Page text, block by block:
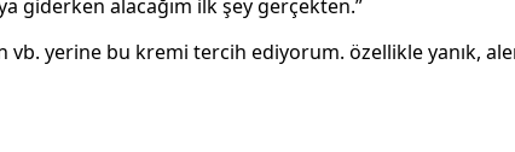
giderken alacağım ilk şey gerçekten.”
yerine bu kremi tercih ediyorum. özellikle yanık,